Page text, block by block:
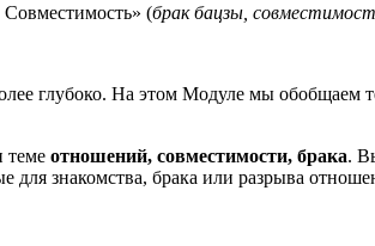
(брак бацзы,
глубоко. На этом Модуле мы обобщаем
теме отношений, совместимости, брака.
для знакомства, брака или разрыва